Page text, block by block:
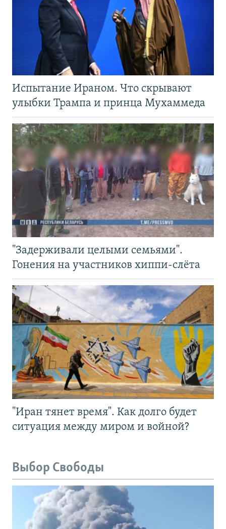
Испытание Ираном. Что скрывают
улыбки Трампа и принца Мухаммеда
"Задерживали целыми семьями".
Гонения на участников хиппи-слёта
"Иран тянет время". Как долго будет
ситуация между миром и войной?
Выбор Свободы